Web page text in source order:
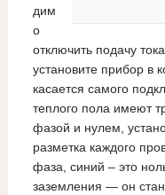
дим
о
отключить подачу
установите прибор в
касается самого
теплого пола имеют
фазой и нулем,
разметка каждого
фаза, синий – это
заземления — он